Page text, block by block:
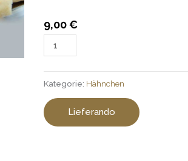
9,00€
Kategorie: Hähnchen
Lieferando